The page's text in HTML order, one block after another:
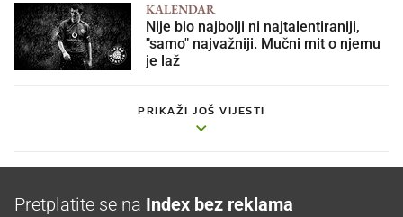
KALENDAR
Nije bio najbolji ni najtalentiraniji,
"samo" najvažniji. Mučni mit o njemu
je laž
PRIKAŽI JOŠ VIJESTI
Pretplatite se na Index bez reklama